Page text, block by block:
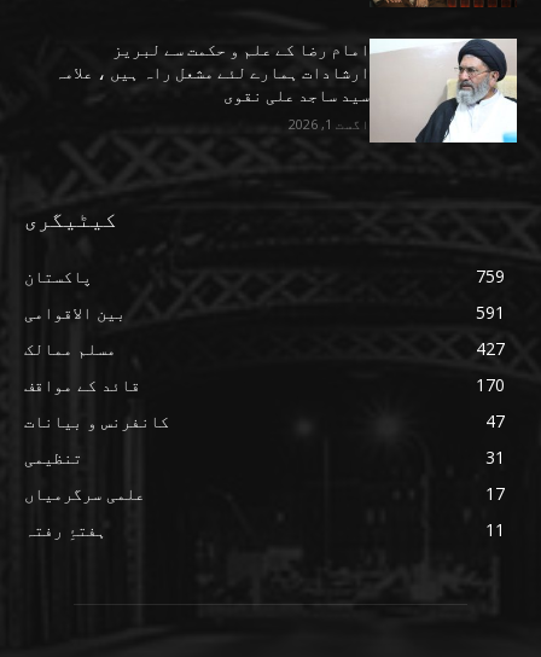
امام رضا کے علم و حکمت سے لبریز
ارشادات ہمارے لئے مشعل راہ ہیں ، علامہ
سید ساجد علی نقوی
اگست 1, 2026
کیٹیگری
پاکستان
759
بین الاقوامی
591
مسلم ممالک
427
قائد کے مواقف
170
کانفرنس و بیانات
47
تنظیمی
31
علمی سرگرمیاں
17
ہفتۂِ رفتہ
11